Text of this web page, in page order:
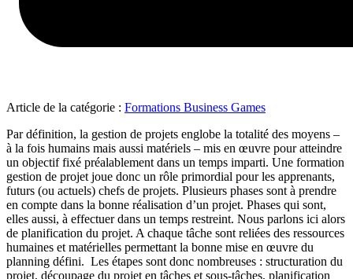
Article de la catégorie : Formations Business Games
Par définition, la gestion de projets englobe la totalité des moyens –
à la fois humains mais aussi matériels – mis en œuvre pour atteindre
un objectif fixé préalablement dans un temps imparti. Une formation
gestion de projet joue donc un rôle primordial pour les apprenants,
futurs (ou actuels) chefs de projets. Plusieurs phases sont à prendre
en compte dans la bonne réalisation d’un projet. Phases qui sont,
elles aussi, à effectuer dans un temps restreint. Nous parlons ici alors
de planification du projet. A chaque tâche sont reliées des ressources
humaines et matérielles permettant la bonne mise en œuvre du
planning défini. Les étapes sont donc nombreuses : structuration du
projet, découpage du projet en tâches et sous-tâches, planification